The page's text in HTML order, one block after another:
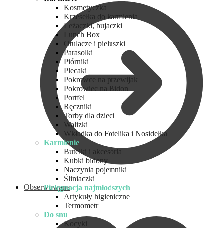
Obserwowane
Kosmetyczka
Krzesełka do karmienia
Leżaczki, bujaczki
Lunch Box
Otulacze i pieluszki
Parasolki
Piórniki
Plecaki
Pokrowce na przewijak
Pokrowiec na Bidon
Portfel
Ręczniki
Torby dla dzieci
Walizki
Wkładka do Fotelika i Nosidełka
Karmienie
Butelki i akcesoria
Kubki bidony
Naczynia pojemniki
Śliniaczki
Pielęgnacja najmłodszych
Artykuły higieniczne
Termometr
Do snu
Kocyki